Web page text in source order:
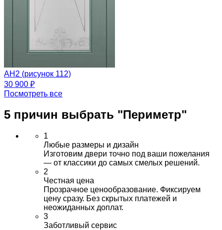
АН2 (рисунок 112)
30 900 ₽
Посмотреть все
5 причин выбрать "Периметр"
1
Любые размеры и дизайн
Изготовим двери точно под ваши пожелания
— от классики до самых смелых решений.
2
Честная цена
Прозрачное ценообразование. Фиксируем
цену сразу. Без скрытых платежей и
неожиданных доплат.
3
Заботливый сервис